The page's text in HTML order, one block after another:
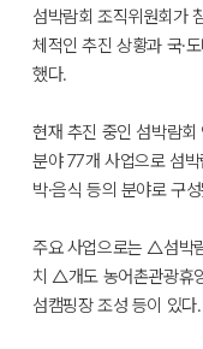
섬박람회 조직위원회가
체적인 추진 상황과 국·
했다.
현재 추진 중인 섬박람
분야 77개 사업으로 섬
박·음식 등의 분야로 구
주요 사업으로는 △섬박
치 △개도 농어촌관광휴
섬캠핑장 조성 등이 있다.